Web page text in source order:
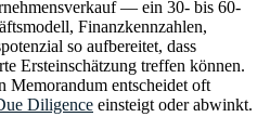
— ein 30- bis 60-
Finanzkennzahlen,
so aufbereitet, dass
Ersteinschätzung treffen können.
Memorandum entscheidet oft
Diligence einsteigt oder abwinkt.